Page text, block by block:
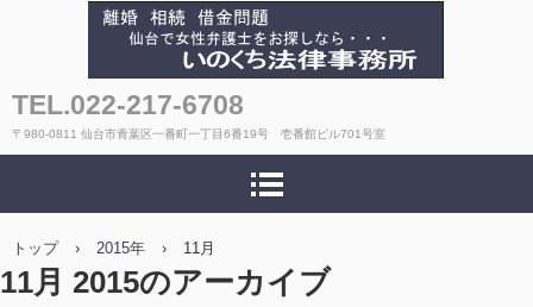
いのくち法律事務所
TEL.022-217-6708
〒980-0811 仙台市青葉区一番町一丁目6番19号 壱番館ビル701号室
トップ › 2015年 › 11月
11月 2015のアーカイブ